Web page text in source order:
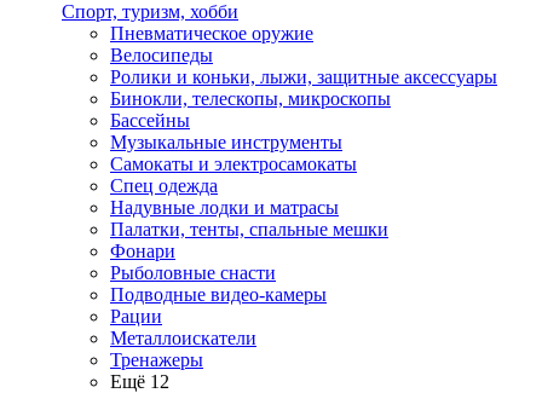
Спорт, туризм, хобби
Пневматическое оружие
Велосипеды
Ролики и коньки, лыжи, защитные аксессуары
Бинокли, телескопы, микроскопы
Бассейны
Музыкальные инструменты
Самокаты и электросамокаты
Спец одежда
Надувные лодки и матрасы
Палатки, тенты, спальные мешки
Фонари
Рыболовные снасти
Подводные видео-камеры
Рации
Металлоискатели
Тренажеры
Ещё 12